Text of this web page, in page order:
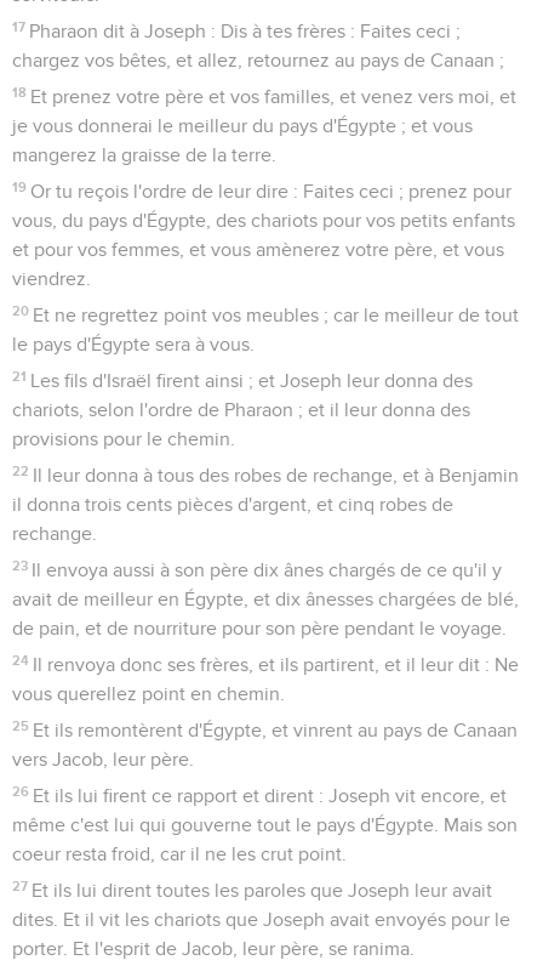
17 Pharaon dit à Joseph : Dis à tes frères : Faites ceci ;
chargez vos bêtes, et allez, retournez au pays de Canaan ;
18 Et prenez votre père et vos familles, et venez vers moi, et
je vous donnerai le meilleur du pays d'Égypte ; et vous
mangerez la graisse de la terre.
19 Or tu reçois l'ordre de leur dire : Faites ceci ; prenez pour
vous, du pays d'Égypte, des chariots pour vos petits enfants
et pour vos femmes, et vous amènerez votre père, et vous
viendrez.
20 Et ne regrettez point vos meubles ; car le meilleur de tout
le pays d'Égypte sera à vous.
21 Les fils d'Israël firent ainsi ; et Joseph leur donna des
chariots, selon l'ordre de Pharaon ; et il leur donna des
provisions pour le chemin.
22 Il leur donna à tous des robes de rechange, et à Benjamin
il donna trois cents pièces d'argent, et cinq robes de
rechange.
23 Il envoya aussi à son père dix ânes chargés de ce qu'il y
avait de meilleur en Égypte, et dix ânesses chargées de blé,
de pain, et de nourriture pour son père pendant le voyage.
24 Il renvoya donc ses frères, et ils partirent, et il leur dit : Ne
vous querellez point en chemin.
25 Et ils remontèrent d'Égypte, et vinrent au pays de Canaan
vers Jacob, leur père.
26 Et ils lui firent ce rapport et dirent : Joseph vit encore, et
même c'est lui qui gouverne tout le pays d'Égypte. Mais son
coeur resta froid, car il ne les crut point.
27 Et ils lui dirent toutes les paroles que Joseph leur avait
dites. Et il vit les chariots que Joseph avait envoyés pour le
porter. Et l'esprit de Jacob, leur père, se ranima.